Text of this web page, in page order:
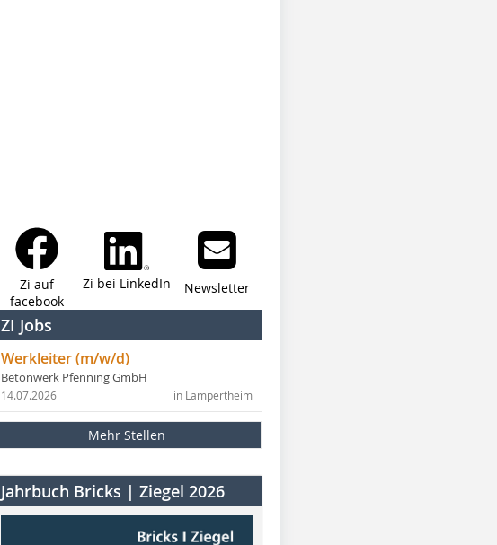
Zi auf
facebook
Zi bei LinkedIn Newsletter
ZI Jobs
Werkleiter (m/w/d)
Betonwerk Pfenning GmbH
in Lampertheim
14.07.2026
Mehr Stellen
Jahrbuch Bricks | Ziegel 2026